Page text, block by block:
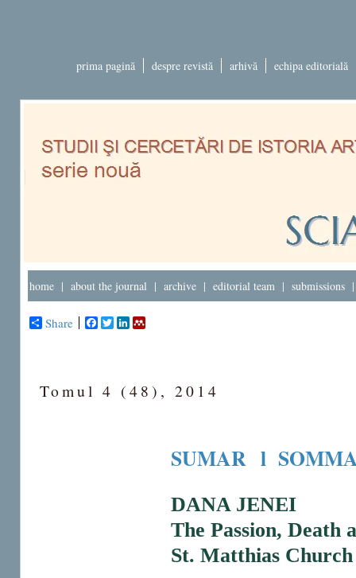
prima pagină despre revistă arhivă echipa editorială
home | about the journal | archive | editorial team | submissions
Share Facebook
TwitterLinkedIn
Tomul 4 (48), 2014
SUMAR l
DANA JENEI
The Passion, Death
St. Matthias